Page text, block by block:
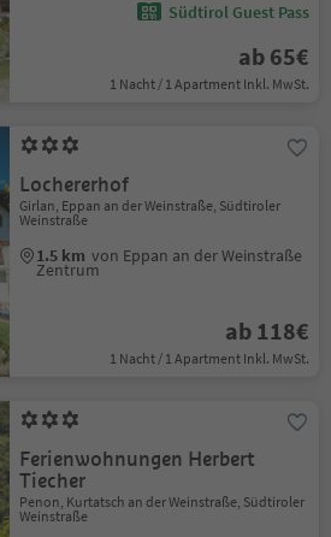
Südtirol Guest Pass
ab 65€
1 Nacht / 1 Apartment Inkl. MwSt.
Lochererhof
Girlan, Eppan an der Weinstraße, Südtiroler
Weinstraße
1.5 km von Eppan an der Weinstraße
Zentrum
ab 118€
1 Nacht / 1 Apartment Inkl. MwSt.
Ferienwohnungen Herbert
Tiecher
Penon, Kurtatsch an der Weinstraße, Südtiroler
Weinstraße